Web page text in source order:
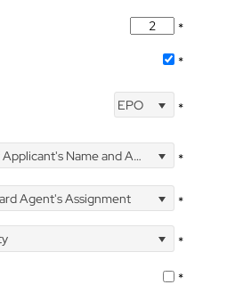
*
*
EPO *
Name and Address *
Agent's Assignment
*
*
*